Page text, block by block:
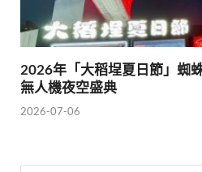
2026年「大稻埕夏日節」蜘
無人機夜空盛典
2026-07-06